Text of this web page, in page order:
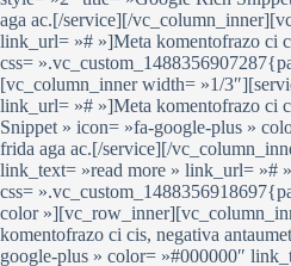
aga ac.[/service][/
link_url= »# »]Meta komentofrazo ci
css=
[vc_column_inner width= »1/
link_url= »# »]Meta komentofrazo ci
Snippet » icon= »fa-google-plus »
frida aga ac.[/service][/
link_text= »read more » link_url= »#
css=
color
komentofrazo ci cis, negativa
google-plus » color= »#000000″